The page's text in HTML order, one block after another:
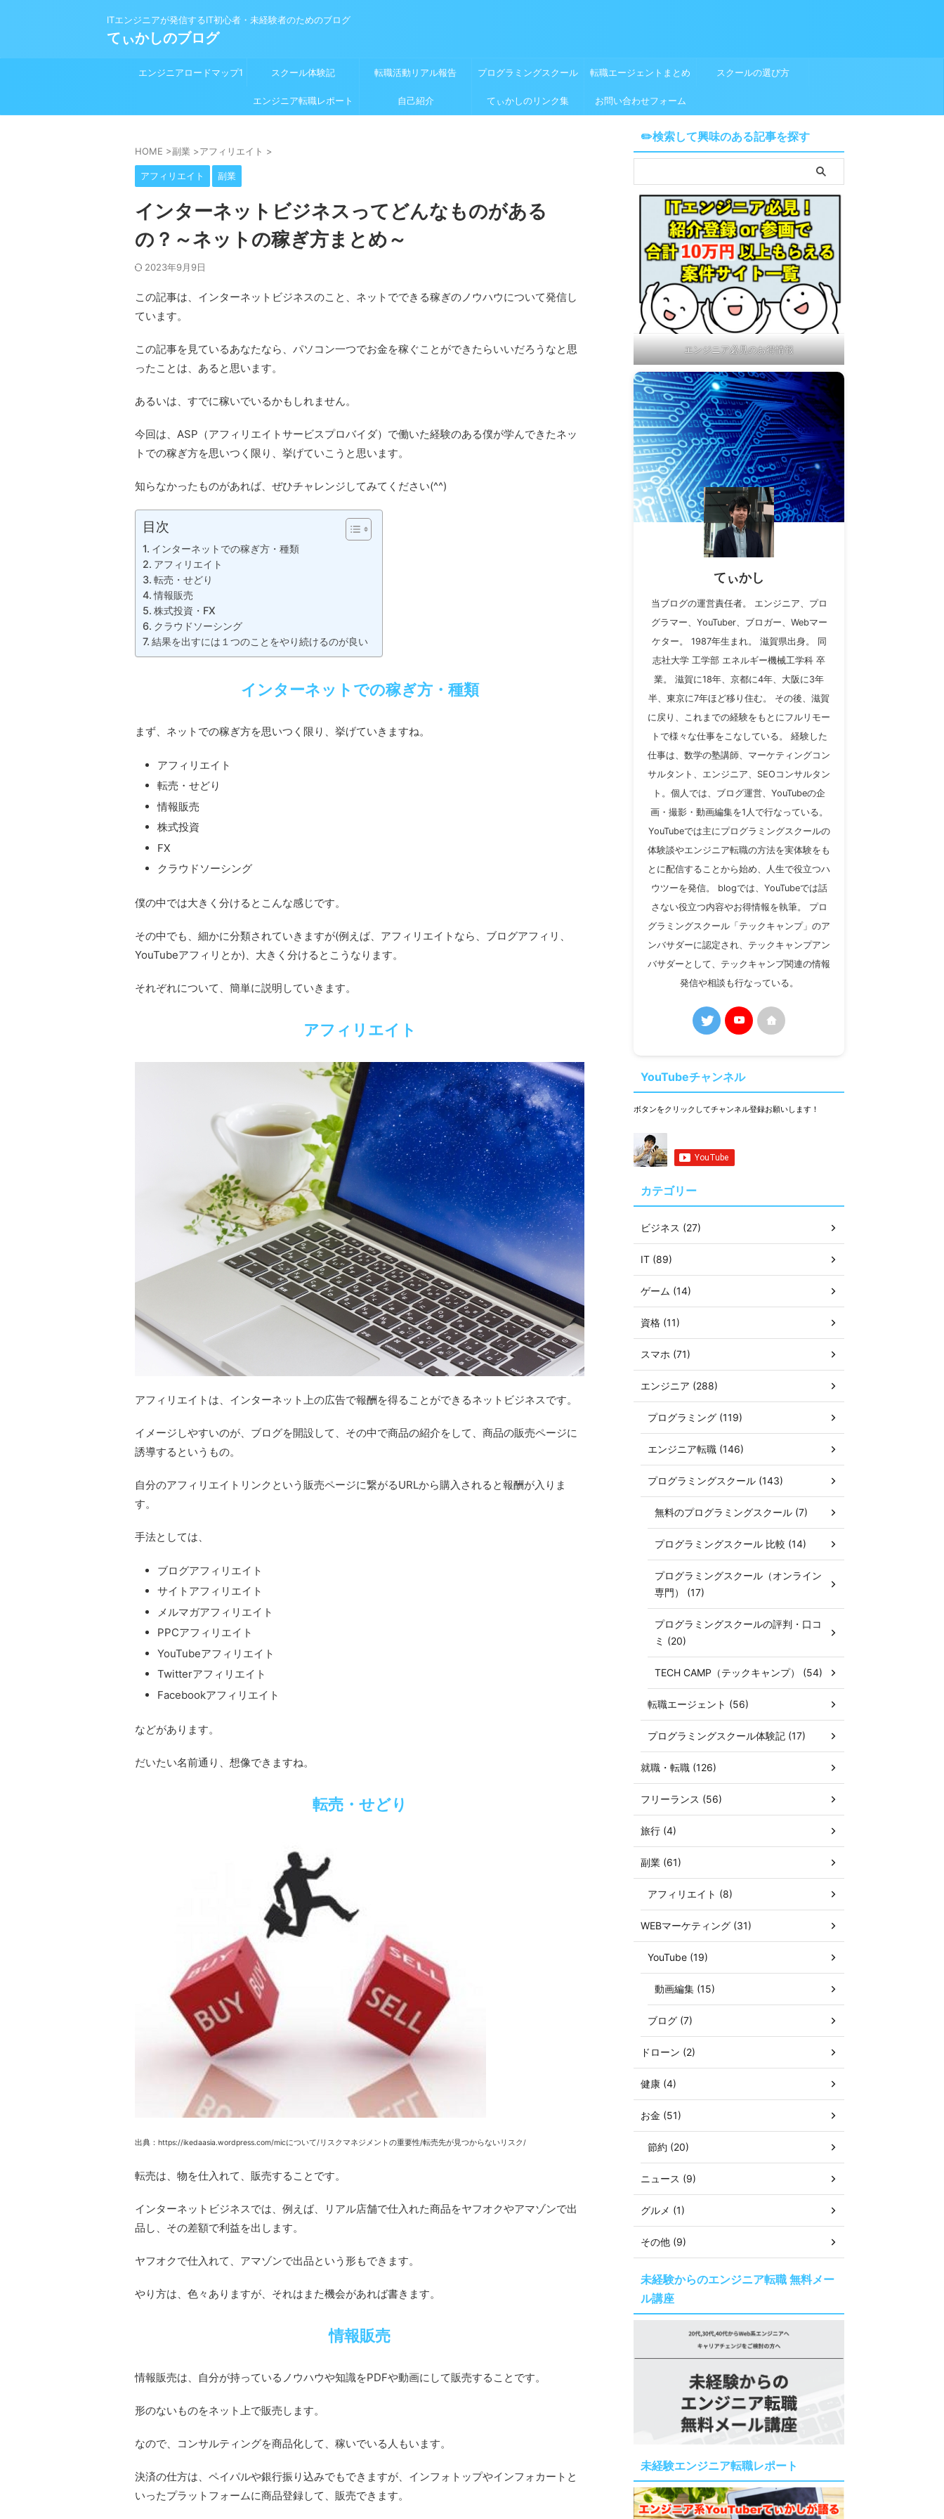
ITエンジニアが発信するIT初心者・未経験者のためのブログ
てぃかしのブログ
エンジニアロードマップ1 スクール体験記 転職活動リアル報告 プログラミングスクール 転職エージェントまとめ スクールの選び方
エンジニア転職レポート 自己紹介 てぃかしのリンク集 お問い合わせフォーム
HOME >副業 >アフィリエイト >
アフィリエイト 副業
インターネットビジネスってどんなものがある
の？～ネットの稼ぎ方まとめ～
2023年9月9日
この記事は、インターネットビジネスのこと、ネットでできる稼ぎのノウハウについて発信し
ています。
この記事を見ているあなたなら、パソコン一つでお金を稼ぐことができたらいいだろうなと思
ったことは、あると思います。
あるいは、すでに稼いでいるかもしれません。
今回は、ASP（アフィリエイトサービスプロバイダ）で働いた経験のある僕が学んできたネッ
トでの稼ぎ方を思いつく限り、挙げていこうと思います。
知らなかったものがあれば、ぜひチャレンジしてみてください(^^)
目次
インターネットでの稼ぎ方・種類
アフィリエイト
転売・せどり
情報販売
株式投資・FX
クラウドソーシング
結果を出すには１つのことをやり続けるのが良い
インターネットでの稼ぎ方・種類
まず、ネットでの稼ぎ方を思いつく限り、挙げていきますね。
アフィリエイト
転売・せどり
情報販売
株式投資
FX
クラウドソーシング
僕の中では大きく分けるとこんな感じです。
その中でも、細かに分類されていきますが(例えば、アフィリエイトなら、ブログアフィリ、
YouTubeアフィリとか)、大きく分けるとこうなります。
それぞれについて、簡単に説明していきます。
アフィリエイト
アフィリエイトは、インターネット上の広告で報酬を得ることができるネットビジネスです。
イメージしやすいのが、ブログを開設して、その中で商品の紹介をして、商品の販売ページに
誘導するというもの。
自分のアフィリエイトリンクという販売ページに繋がるURLから購入されると報酬が入りま
す。
手法としては、
ブログアフィリエイト
サイトアフィリエイト
メルマガアフィリエイト
PPCアフィリエイト
YouTubeアフィリエイト
Twitterアフィリエイト
Facebookアフィリエイト
などがあります。
だいたい名前通り、想像できますね。
転売・せどり
出典：https://ikedaasia.wordpress.com/micについて/リスクマネジメントの重要性/転売先が見つからないリスク/
転売は、物を仕入れて、販売することです。
インターネットビジネスでは、例えば、リアル店舗で仕入れた商品をヤフオクやアマゾンで出
品し、その差額で利益を出します。
ヤフオクで仕入れて、アマゾンで出品という形もできます。
やり方は、色々ありますが、それはまた機会があれば書きます。
情報販売
情報販売は、自分が持っているノウハウや知識をPDFや動画にして販売することです。
形のないものをネット上で販売します。
なので、コンサルティングを商品化して、稼いでいる人もいます。
決済の仕方は、ペイパルや銀行振り込みでもできますが、インフォトップやインフォカートと
いったプラットフォームに商品登録して、販売できます。
✏️検索して興味のある記事を探す
エンジニア必見のお得情報
てぃかし
当ブログの運営責任者。 エンジニア、プロ
グラマー、YouTuber、ブロガー、Webマー
ケター。 1987年生まれ。 滋賀県出身。 同
志社大学 工学部 エネルギー機械工学科 卒
業。 滋賀に18年、京都に4年、大阪に3年
半、東京に7年ほど移り住む。 その後、滋賀
に戻り、これまでの経験をもとにフルリモー
トで様々な仕事をこなしている。 経験した
仕事は、数学の塾講師、マーケティングコン
サルタント、エンジニア、SEOコンサルタン
ト。個人では、ブログ運営、YouTubeの企
画・撮影・動画編集を1人で行なっている。
YouTubeでは主にプログラミングスクールの
体験談やエンジニア転職の方法を実体験をも
とに配信することから始め、人生で役立つハ
ウツーを発信。 blogでは、YouTubeでは話
さない役立つ内容やお得情報を執筆。 プロ
グラミングスクール「テックキャンプ」のア
ンバサダーに認定され、テックキャンプアン
バサダーとして、テックキャンプ関連の情報
発信や相談も行なっている。
YouTubeチャンネル
ボタンをクリックしてチャンネル登録お願いします！
カテゴリー
ビジネス (27)
IT (89)
ゲーム (14)
資格 (11)
スマホ (71)
エンジニア (288)
プログラミング (119)
エンジニア転職 (146)
プログラミングスクール (143)
無料のプログラミングスクール (7)
プログラミングスクール 比較 (14)
プログラミングスクール（オンライン
専門） (17)
プログラミングスクールの評判・口コ
ミ (20)
TECH CAMP（テックキャンプ） (54)
転職エージェント (56)
プログラミングスクール体験記 (17)
就職・転職 (126)
フリーランス (56)
旅行 (4)
副業 (61)
アフィリエイト (8)
WEBマーケティング (31)
YouTube (19)
動画編集 (15)
ブログ (7)
ドローン (2)
健康 (4)
お金 (51)
節約 (20)
ニュース (9)
グルメ (1)
その他 (9)
未経験からのエンジニア転職 無料メー
ル講座
未経験エンジニア転職レポート